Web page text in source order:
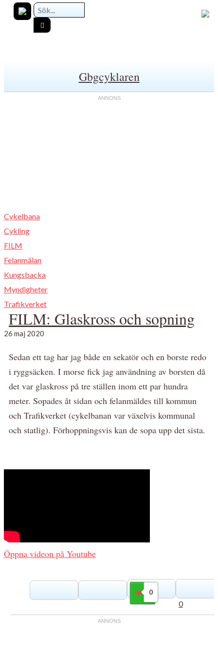
Gbgcyklaren
Cykelbana
Cykling
FILM
Felanmälan
Kungsbacka
Myndigheter
Trafikverket
FILM: Glaskross och sopning
26 maj 2020
Sedan ett tag har jag både en sekatör och en borste redo
i ryggsäcken. I morse fick jag användning av borsten då
det var glaskross på tre ställen inom ett par hundra
meter. Sopades åt sidan och felanmäldes till kommun
och Trafikverket (cykelbanan var växelvis kommunal
och statlig). Förhoppningsvis kan de sopa upp det sista.
Öppna videon på Youtube
0
Gilla
0